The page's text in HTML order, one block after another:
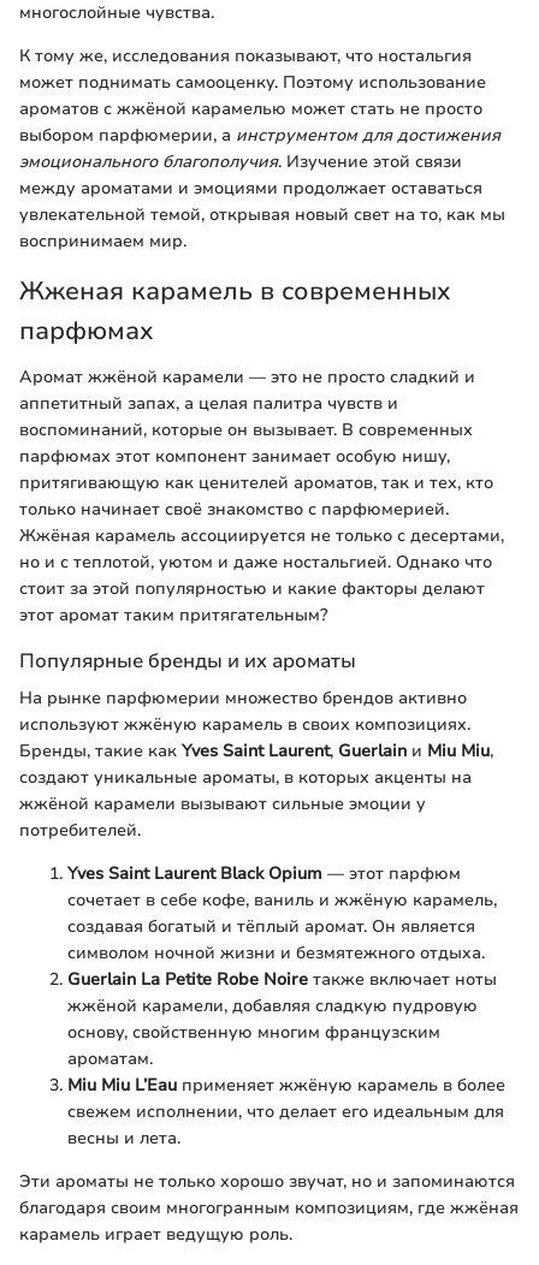
многослойные чувства.
К тому же, исследования показывают, что ностальгия
может поднимать самооценку. Поэтому использование
ароматов с жжёной карамелью может стать не просто
выбором парфюмерии, а инструментом для достижения
эмоционального благополучия. Изучение этой связи
между ароматами и эмоциями продолжает оставаться
увлекательной темой, открывая новый свет на то, как мы
воспринимаем мир.
Жженая карамель в современных
парфюмах
Аромат жжёной карамели — это не просто сладкий и
аппетитный запах, а целая палитра чувств и
воспоминаний, которые он вызывает. В современных
парфюмах этот компонент занимает особую нишу,
притягивающую как ценителей ароматов, так и тех, кто
только начинает своё знакомство с парфюмерией.
Жжёная карамель ассоциируется не только с десертами,
но и с теплотой, уютом и даже ностальгией. Однако что
стоит за этой популярностью и какие факторы делают
этот аромат таким притягательным?
Популярные бренды и их ароматы
На рынке парфюмерии множество брендов активно
используют жжёную карамель в своих композициях.
Бренды, такие как Yves Saint Laurent, Guerlain и Miu Miu,
создают уникальные ароматы, в которых акценты на
жжёной карамели вызывают сильные эмоции у
потребителей.
Yves Saint Laurent Black Opium — этот парфюм
сочетает в себе кофе, ваниль и жжёную карамель,
создавая богатый и тёплый аромат. Он является
символом ночной жизни и безмятежного отдыха.
Guerlain La Petite Robe Noire также включает ноты
жжёной карамели, добавляя сладкую пудровую
основу, свойственную многим французским
ароматам.
Miu Miu L’Eau применяет жжёную карамель в более
свежем исполнении, что делает его идеальным для
весны и лета.
Эти ароматы не только хорошо звучат, но и запоминаются
благодаря своим многогранным композициям, где жжёная
карамель играет ведущую роль.